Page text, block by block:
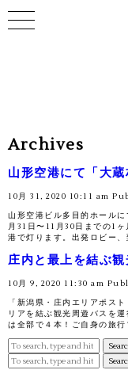
Archives
山形空港にて「大
10月 31, 2020 10:11 am
山形空港ビル多目的ホール
月31日〜11月30日までの1
港で灯ります。出発ロビー
庄内と最上を結ぶ
10月 9, 2020 11:30 am
「新潟県・庄内エリアポス
リアを結ぶ観光周遊バスを
は全部で４本！ご自身の旅